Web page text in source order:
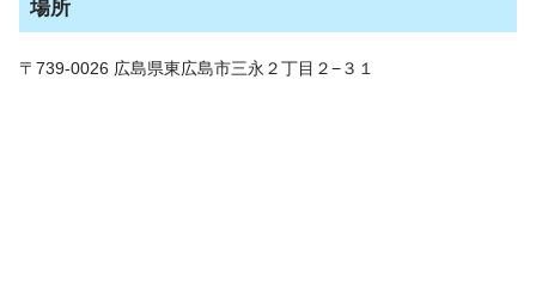
場所
〒739-0026 広島県東広島市三永２丁目２−３１